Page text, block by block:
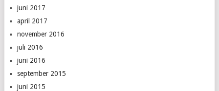
juni 2017
april 2017
november 2016
juli 2016
juni 2016
september 2015
juni 2015